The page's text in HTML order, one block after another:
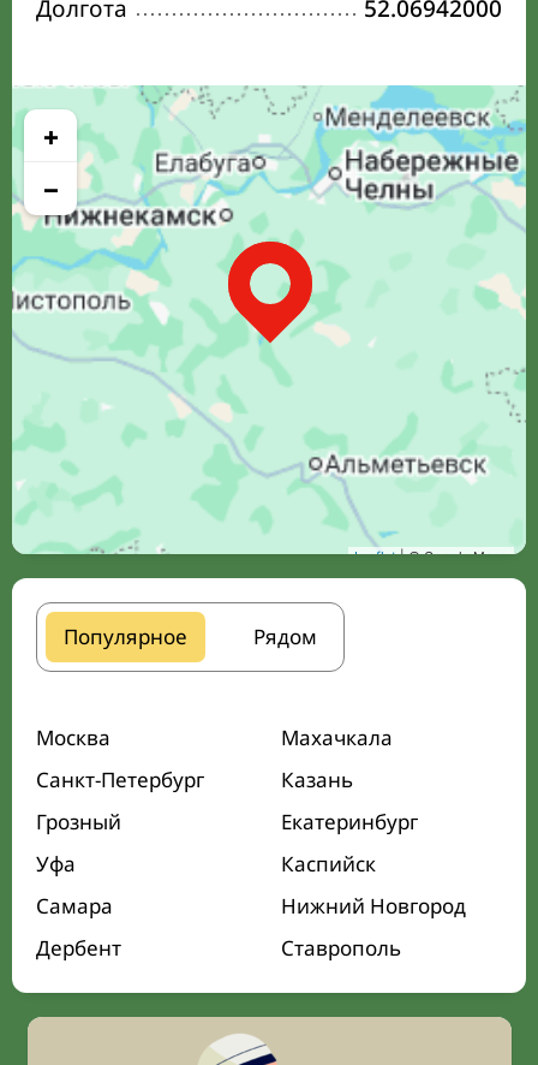
Долгота
52.06942000
+
−
Leaflet| © Google Maps
Популярное Рядом
Москва
Махачкала
Санкт-Петербург
Казань
Грозный
Екатеринбург
Уфа
Каспийск
Самара
Нижний Новгород
Дербент
Ставрополь